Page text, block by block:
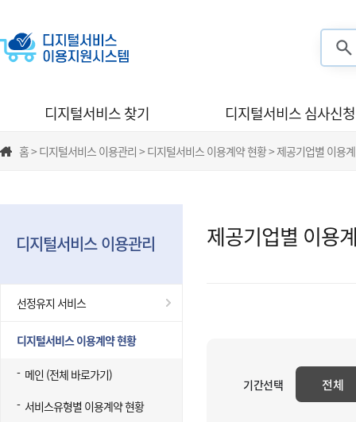
디지털서비스 찾기 디지털서비스 심사신청
홈 > 디지털서비스 이용관리 > 디지털서비스 이용계약 현황 > 제공기업별 이용
디지털서비스 이용관리
선정유지 서비스
디지털서비스 이용계약 현황
메인 (전체 바로가기)
서비스유형별 이용계약 현황
제공기업별 이용
기간선택 전체